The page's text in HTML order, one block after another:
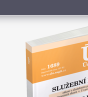
Služební poměr